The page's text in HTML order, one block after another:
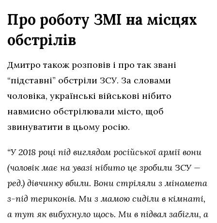
Про роботу ЗМІ на місцях
обстрілів
Дмитро також розповів і про так звані
“підставні” обстріли ЗСУ. За словами
чоловіка, українські військові нібито
навмисно обстрілювали місто, щоб
звинуватити в цьому росію.
“У 2018 році під виглядом російської армії вони
(чоловік має на увазі нібито це зробили ЗСУ —
ред.) дівчинку вбили. Вони стріляли з міномета
з-під териконів. Ми з мамою сиділи в кімнаті,
а тут як вибухнуло щось. Ми в підвал забігли, а